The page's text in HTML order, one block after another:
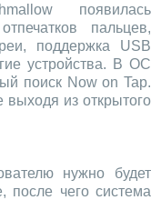
появилась
пальцев,
поддержка USB
устройства. В ОС
поиск Now on Tap.
выходя из открытого
нужно будет
после чего система